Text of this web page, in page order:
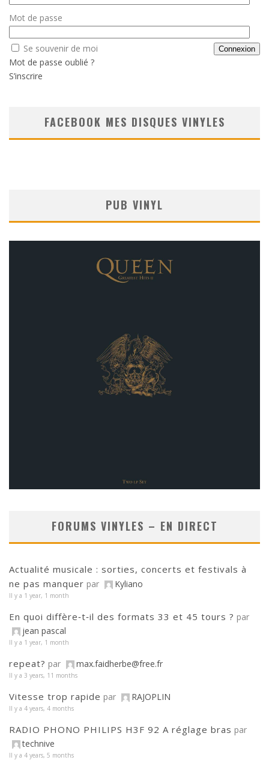
Mot de passe
Se souvenir de moi
Mot de passe oublié ?
S’inscrire
FACEBOOK MES DISQUES VINYLES
PUB VINYL
FORUMS VINYLES – EN DIRECT
Actualité musicale : sorties, concerts et festivals à
ne pas manquer par Kyliano
Il y a 1 year, 1 month
En quoi diffère‑t‑il des formats 33 et 45 tours ? par
jean pascal
Il y a 1 year, 1 month
repeat? par max.faidherbe@free.fr
Il y a 3 years, 11 months
Vitesse trop rapide par RAJOPLIN
Il y a 4 years, 4 months
RADIO PHONO PHILIPS H3F 92 A réglage bras par
technive
Il y a 4 years, 5 months